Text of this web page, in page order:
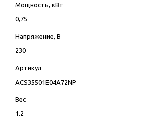
Мощность, кВт
0,75
Напряжение, В
230
Артикул
ACS35501E04A72NP
Вес
1.2